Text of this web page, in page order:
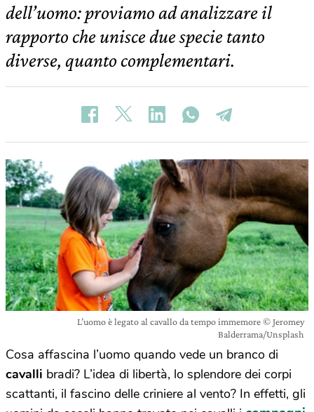
dell’uomo: proviamo ad analizzare il
rapporto che unisce due specie tanto
diverse, quanto complementari.
L’uomo è legato al cavallo da tempo immemore © Jeromey
Balderrama/Unsplash
Cosa affascina l’uomo quando vede un branco di
cavalli bradi? L’idea di libertà, lo splendore dei corpi
scattanti, il fascino delle criniere al vento? In effetti, gli